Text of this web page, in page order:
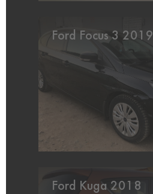
Ford Focus 3 2019
Ford Kuga 2018